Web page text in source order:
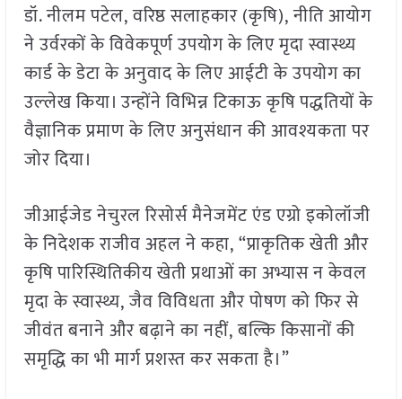
डॉ. नीलम पटेल, वरिष्ठ सलाहकार (कृषि), नीति आयोग
ने उर्वरकों के विवेकपूर्ण उपयोग के लिए मृदा स्वास्थ्य
कार्ड के डेटा के अनुवाद के लिए आईटी के उपयोग का
उल्‍लेख किया। उन्होंने विभिन्न टिकाऊ कृषि पद्धतियों के
वैज्ञानिक प्रमाण के लिए अनुसंधान की आवश्यकता पर
जोर दिया।
जीआईजेड नेचुरल रिसोर्स मैनेजमेंट एंड एग्रो इकोलॉजी
के निदेशक राजीव अहल ने कहा, “प्राकृतिक खेती और
कृषि पारिस्थितिकीय खेती प्रथाओं का अभ्यास न केवल
मृदा के स्वास्थ्य, जैव विविधता और पोषण को फिर से
जीवंत बनाने और बढ़ाने का नहीं, बल्कि किसानों की
समृद्धि का भी मार्ग प्रशस्त कर सकता है।”